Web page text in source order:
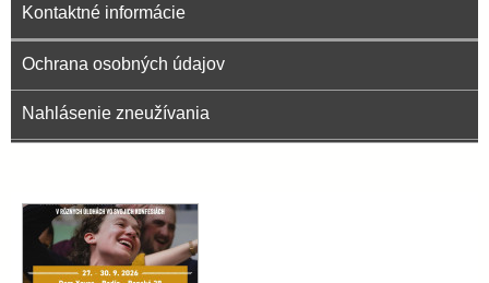
Kontaktné informácie
Ochrana osobných údajov
Nahlásenie zneužívania